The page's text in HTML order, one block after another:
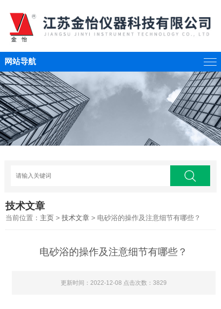
网站导航
技术文章
当前位置： 主页 >技术文章 > 电砂浴的操作及注意细节有哪些？
电砂浴的操作及注意细节有哪些？
更新时间：2022-12-08 点击次数：3829